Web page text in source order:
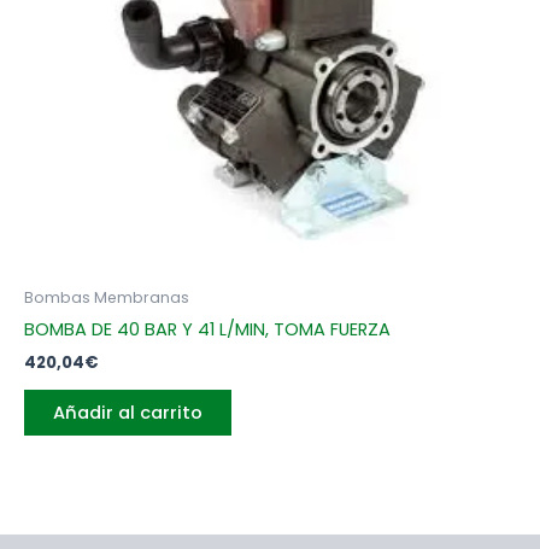
Bombas Membranas
BOMBA DE 40 BAR Y 41 L/MIN, TOMA FUERZA
420,04€
Añadir al carrito